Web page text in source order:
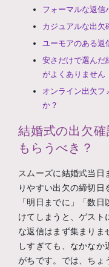
フォーマルな返信
カジュアルな出欠
ユーモアのある返
安さだけで選んだ
がよくありません
オンライン出欠フ
か？
結婚式の出欠
もらうべき？
スムーズに結婚式当日
りやすい出欠の締切日
「明日までに」「数
けてしまうと、ゲスト
な返信はまず集まりま
しすぎても、なかなか
がちです。では、ちょ